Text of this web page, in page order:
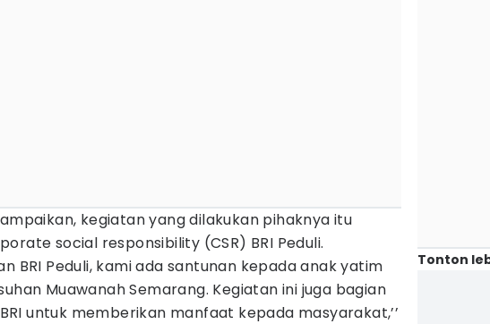
kegiatan yang dilakukan pihaknya itu
social responsibility (CSR) BRI Peduli.
BRI Peduli, kami ada santunan kepada anak yatim
Muawanah Semarang. Kegiatan ini juga bagian
untuk memberikan manfaat kepada masyarakat,’’
Tonton